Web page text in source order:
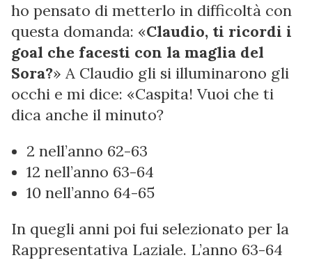
ho pensato di metterlo in difficoltà con
questa domanda: «Claudio, ti ricordi i
goal che facesti con la maglia del
Sora?» A Claudio gli si illuminarono gli
occhi e mi dice: «Caspita! Vuoi che ti
dica anche il minuto?
2 nell’anno 62-63
12 nell’anno 63-64
10 nell’anno 64-65
In quegli anni poi fui selezionato per la
Rappresentativa Laziale. L’anno 63-64